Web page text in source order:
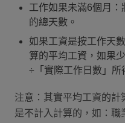
工作如果未滿6個月：
的總天數。
如果工資是按工作天
算的平均工資，如果
÷「實際工作日數」所
注意：其實平均工資的計
是不計入計算的，如：職